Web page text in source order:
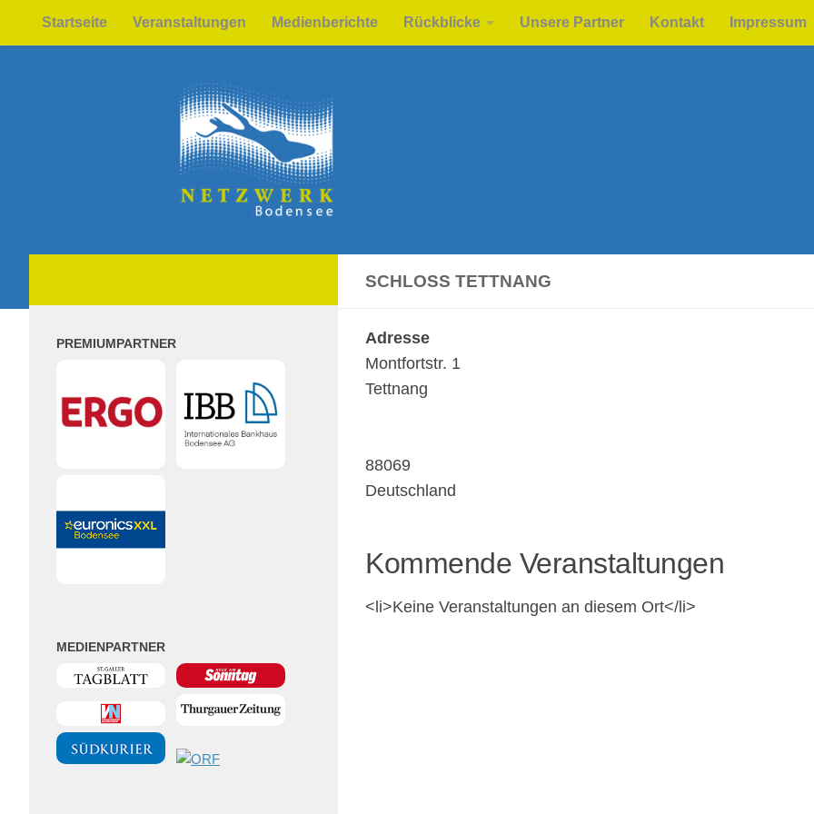
Zum Inhalt springen
Startseite Veranstaltungen Medienberichte Rückblicke Unsere Partner Kontakt Impressum
SCHLOSS TETTNANG
Adresse
Mont­fort­str. 1
Tettnang
88069
Deutschland
Kommende Veranstaltungen
<li>Keine Veran­stal­tun­gen an diesem Ort</li>
PREMIUMPARTNER
MEDIENPARTNER